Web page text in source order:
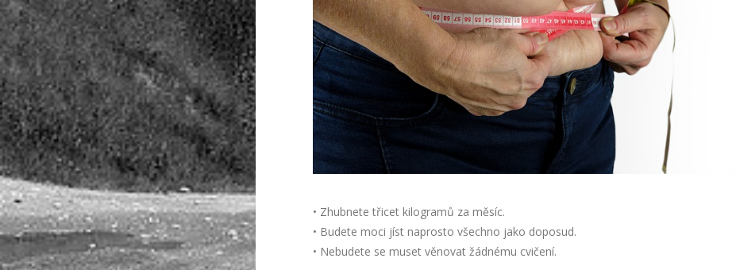
• Zhubnete třicet kilogramů za měsíc.
• Budete moci jíst naprosto všechno jako doposud.
• Nebudete se muset věnovat žádnému cvičení.